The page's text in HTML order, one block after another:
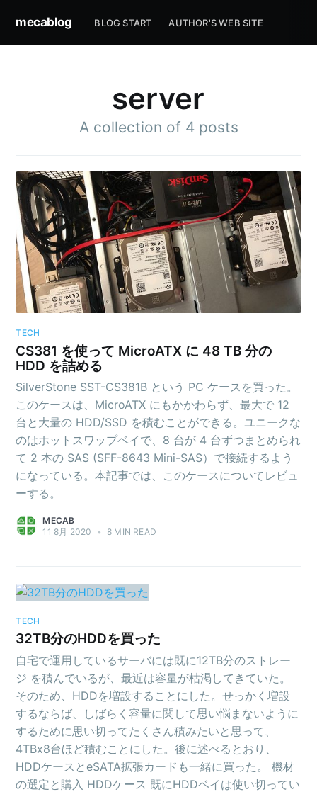
mecablog BLOG START AUTHOR'S WEB SITE
server
A collection of 4 posts
TECH
CS381 を使って MicroATX に 48 TB 分の
HDD を詰める
SilverStone SST-CS381B という PC ケースを買った。
このケースは、MicroATX にもかかわらず、最大で 12
台と大量の HDD/SSD を積むことができる。ユニークな
のはホットスワップベイで、8 台が 4 台ずつまとめられ
て 2 本の SAS (SFF-8643 Mini-SAS）で接続するよう
になっている。本記事では、このケースについてレビュ
ーする。
MECAB
11 8月 2020
• 8 MIN READ
TECH
32TB分のHDDを買った
自宅で運用しているサーバには既に12TB分のストレー
ジ を積んでいるが、最近は容量が枯渇してきていた。
そのため、HDDを増設することにした。せっかく増設
するならば、しばらく容量に関して思い悩まないように
するために思い切ってたくさん積みたいと思って、
4TBx8台ほど積むことにした。後に述べるとおり、
HDDケースとeSATA拡張カードも一緒に買った。 機材
の選定と購入 HDDケース 既にHDDベイは使い切ってい